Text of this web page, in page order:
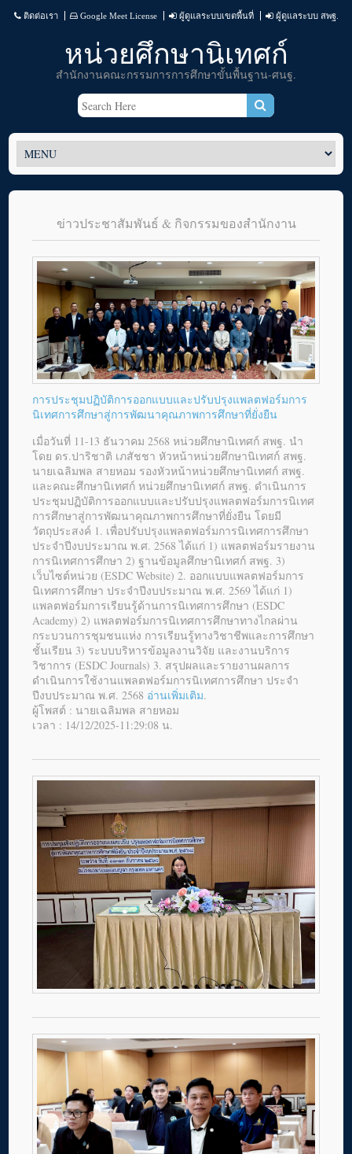
ติดต่อเรา Google Meet License ผู้ดูแลระบบเขตพื้นที่ ผู้ดูแลระบบ สพฐ.
หน่วยศึกษานิเทศก์
สำนักงานคณะกรรมการการศึกษาขั้นพื้นฐาน-ศนฐ.
ข่าวประชาสัมพันธ์ & กิจกรรมของสำนักงาน
การประชุมปฏิบัติการออกแบบและปรับปรุงแพลตฟอร์มการ
นิเทศการศึกษาสู่การพัฒนาคุณภาพการศึกษาที่ยั่งยืน
เมื่อวันที่ 11-13 ธันวาคม 2568 หน่วยศึกษานิเทศก์ สพฐ. นำ
โดย ดร.ปาริชาติ เภสัชชา หัวหน้าหน่วยศึกษานิเทศก์ สพฐ.
นายเฉลิมพล สายหอม รองหัวหน้าหน่วยศึกษานิเทศก์ สพฐ.
และคณะศึกษานิเทศก์ หน่วยศึกษานิเทศก์ สพฐ. ดำเนินการ
ประชุมปฏิบัติการออกแบบและปรับปรุงแพลตฟอร์มการนิเทศ
การศึกษาสู่การพัฒนาคุณภาพการศึกษาที่ยั่งยืน โดยมี
วัตถุประสงค์ 1. เพื่อปรับปรุงแพลตฟอร์มการนิเทศการศึกษา
ประจำปีงบประมาณ พ.ศ. 2568 ได้แก่ 1) แพลตฟอร์มรายงาน
การนิเทศการศึกษา 2) ฐานข้อมูลศึกษานิเทศก์ สพฐ. 3)
เว็บไซต์หน่วย (ESDC Website) 2. ออกแบบแพลตฟอร์มการ
นิเทศการศึกษา ประจำปีงบประมาณ พ.ศ. 2569 ได้แก่ 1)
แพลตฟอร์มการเรียนรู้ด้านการนิเทศการศึกษา (ESDC
Academy) 2) แพลตฟอร์มการนิเทศการศึกษาทางไกลผ่าน
กระบวนการชุมชนแห่ง การเรียนรู้ทางวิชาชีพและการศึกษา
ชั้นเรียน 3) ระบบบริหารข้อมูลงานวิจัย และงานบริการ
วิชาการ (ESDC Journals) 3. สรุปผลและรายงานผลการ
ดำเนินการใช้งานแพลตฟอร์มการนิเทศการศึกษา ประจำ
ปีงบประมาณ พ.ศ. 2568 อ่านเพิ่มเติม.
ผู้โพสต์ : นายเฉลิมพล สายหอม
เวลา : 14/12/2025-11:29:08 น.